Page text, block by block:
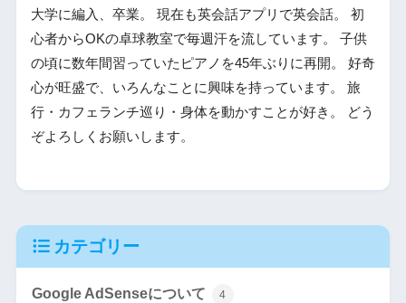
大学に編入、卒業。 現在も英会話アプリで英会話。 初
心者からOKの卓球教室で毎週汗を流しています。 子供
の頃に数年間習っていたピアノを45年ぶりに再開。 好奇
心が旺盛で、いろんなことに興味を持っています。 旅
行・カフェランチ巡り・身体を動かすことが好き。 どう
ぞよろしくお願いします。
カテゴリー
Google AdSenseについて 4